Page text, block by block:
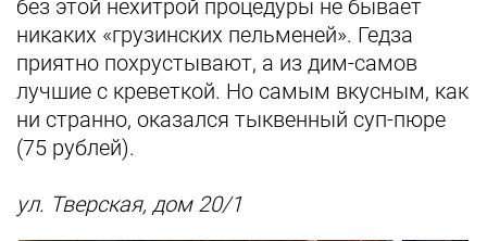
без этой нехитрой процедуры не бывает
никаких «грузинских пельменей». Гедза
приятно похрустывают, а из дим-самов
лучшие с креветкой. Но самым вкусным, как
ни странно, оказался тыквенный суп-пюре
(75 рублей).
ул. Тверская, дом 20/1